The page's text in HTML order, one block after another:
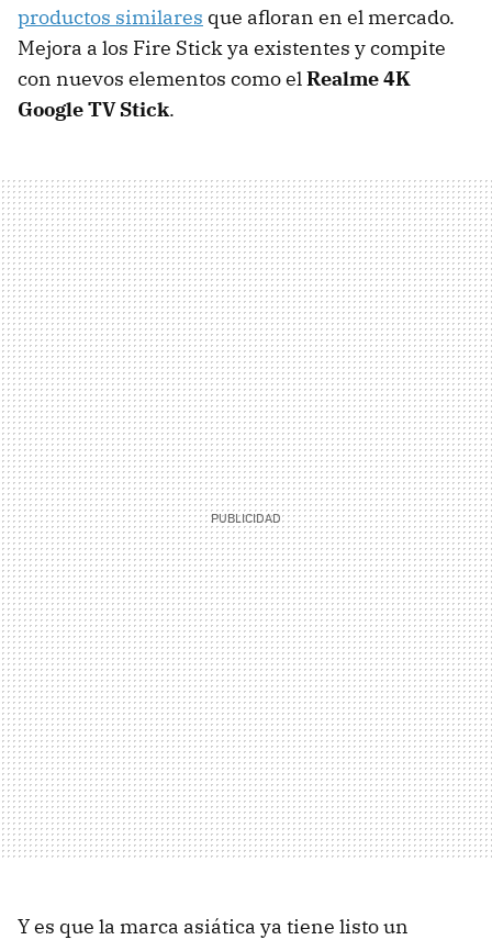
productos similares que afloran en el mercado.
Mejora a los Fire Stick ya existentes y compite
con nuevos elementos como elRealme 4K
Google TV Stick.
Y es que la marca asiática ya tiene listo un